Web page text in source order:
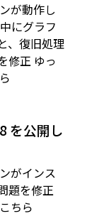
が動作し
にグラフ
、復旧処理
修正 ゆっ
を公開し
がインス
題を修正
ちら